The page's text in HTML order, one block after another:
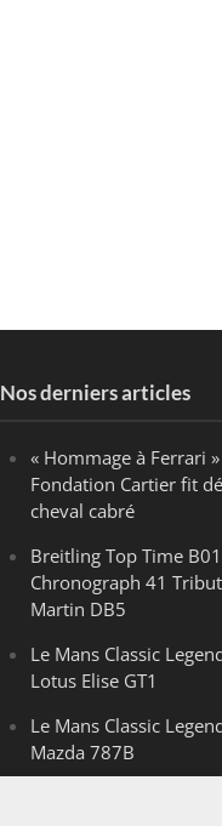
Nos derniers articles
« Hommage à Ferrari »
Fondation Cartier fit
cheval cabré
Breitling Top Time B01
Chronograph 41
Martin DB5
Le Mans Classic
Lotus Elise GT1
Le Mans Classic
Mazda 787B